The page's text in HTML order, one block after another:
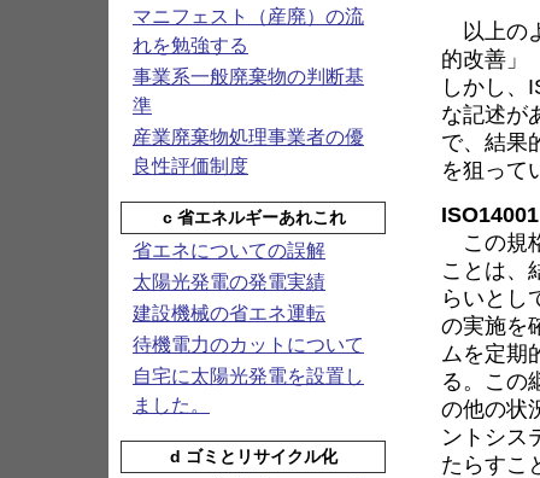
以上の
的改善」
しかし
な記述が
で、結果
を狙って
この規
ことは、
らいとし
の実施を
ムを定期
る。この
の他の状
ントシス
たらすこ
マニフェスト（産廃）の流
れを勉強する
事業系一般廃棄物の判断基
準
産業廃棄物処理事業者の優
良性評価制度
c 省エネルギーあれこれ
省エネについての誤解
太陽光発電の発電実績
建設機械の省エネ運転
待機電力のカットについて
自宅に太陽光発電を設置し
ました。
d ゴミとリサイクル化